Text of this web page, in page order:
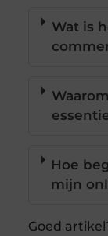
Wat is
Hoe
mijn
Goed